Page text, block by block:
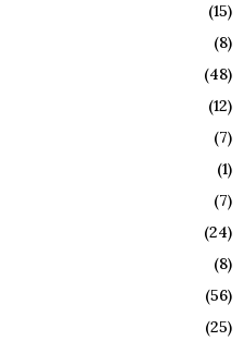
(15)
(8)
(48)
(12)
(7)
(1)
(7)
(24)
(8)
(56)
(25)